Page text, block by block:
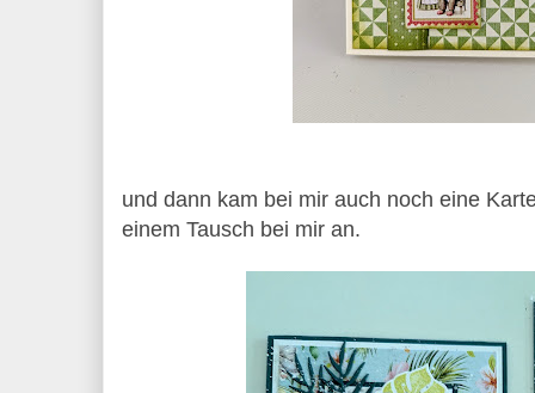
und dann kam bei mir auch noch eine
einem Tausch bei mir an.